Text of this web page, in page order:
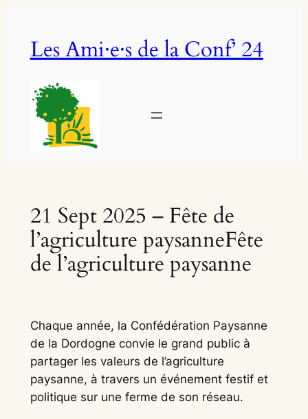
contenuLes Ami·e·s de la Conf’ 24
21 Sept 2025 – Fête de
l’agriculture paysanneFête
de l’agriculture paysanne
Chaque année, la Confédération Paysanne
de la Dordogne convie le grand public à
partager les valeurs de l’agriculture
paysanne, à travers un événement festif et
politique sur une ferme de son réseau.